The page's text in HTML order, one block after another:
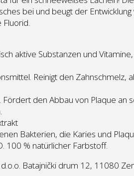
bei und beugt der
Fluorid.
aktive Substanzen und
Reinigt den
Fördert den Abbau von Plaque an
Bakterien, die Karies und
100 % natürlicher Farbstoff.
d.o.o. Batajnički drum 12, 11080